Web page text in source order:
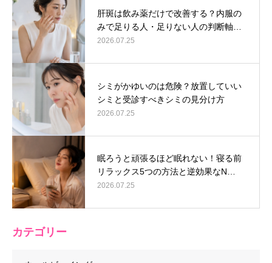
肝斑は飲み薬だけで改善する？内服の
みで足りる人・足りない人の判断軸…
2026.07.25
シミがかゆいのは危険？放置していい
シミと受診すべきシミの見分け方
2026.07.25
眠ろうと頑張るほど眠れない！寝る前
リラックス5つの方法と逆効果なN…
2026.07.25
カテゴリー